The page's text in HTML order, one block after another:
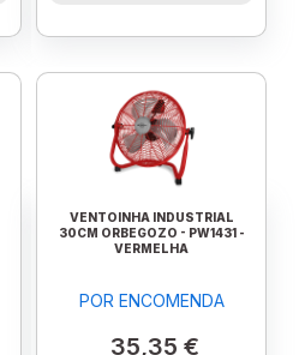
VENTOINHA INDUSTRIAL
30CM ORBEGOZO - PW1431 -
VERMELHA
POR ENCOMENDA
35,35 €